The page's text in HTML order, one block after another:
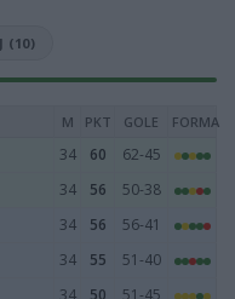
(10)
M PKT GOLE FORMA
34 60
62-45
34 56
50-38
34 56
56-41
34 55
51-40
34 50
51-45